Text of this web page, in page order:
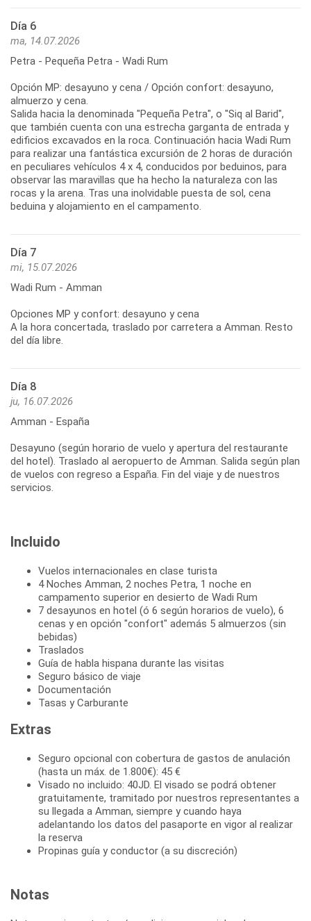
Día 6
ma, 14.07.2026
Petra - Pequeña Petra - Wadi Rum
Opción MP: desayuno y cena / Opción confort: desayuno,
almuerzo y cena.
Salida hacia la denominada "Pequeña Petra", o "Siq al Barid",
que también cuenta con una estrecha garganta de entrada y
edificios excavados en la roca. Continuación hacia Wadi Rum
para realizar una fantástica excursión de 2 horas de duración
en peculiares vehículos 4 x 4, conducidos por beduinos, para
observar las maravillas que ha hecho la naturaleza con las
rocas y la arena. Tras una inolvidable puesta de sol, cena
beduina y alojamiento en el campamento.
Día 7
mi, 15.07.2026
Wadi Rum - Amman
Opciones MP y confort: desayuno y cena
A la hora concertada, traslado por carretera a Amman. Resto
Día 8
ju, 16.07.2026
Amman - España
Desayuno (según horario de vuelo y apertura del restaurante
del hotel). Traslado al aeropuerto de Amman. Salida según plan
de vuelos con regreso a España. Fin del viaje y de nuestros
servicios.
Incluido
Vuelos internacionales en clase turista
4 Noches Amman, 2 noches Petra, 1 noche en
campamento superior en desierto de Wadi Rum
7 desayunos en hotel (ó 6 según horarios de vuelo), 6
cenas y en opción "confort" además 5 almuerzos (sin
bebidas)
Traslados
Guía de habla hispana durante las visitas
Seguro básico de viaje
Documentación
Tasas y Carburante
Extras
Seguro opcional con cobertura de gastos de anulación
(hasta un máx. de 1.800€): 45 €
Visado no incluido: 40JD. El visado se podrá obtener
gratuitamente, tramitado por nuestros representantes a
su llegada a Amman, siempre y cuando haya
adelantando los datos del pasaporte en vigor al realizar
la reserva
Propinas guía y conductor (a su discreción)
Notas